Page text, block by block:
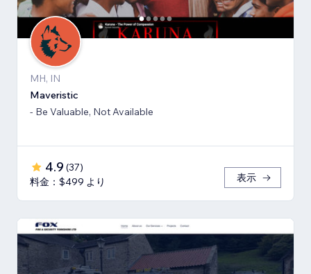
MH, IN
Maveristic
- Be Valuable, Not Available
4.9 (37)
料金：$499 より
表示